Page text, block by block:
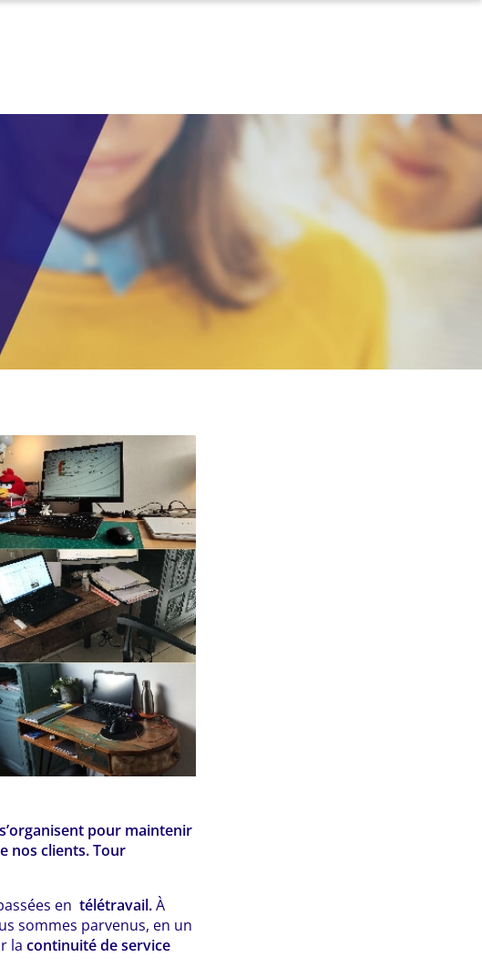
pour maintenir
nos clients. Tour
en télétravail.À
sommes parvenus, en un
la continuité de service